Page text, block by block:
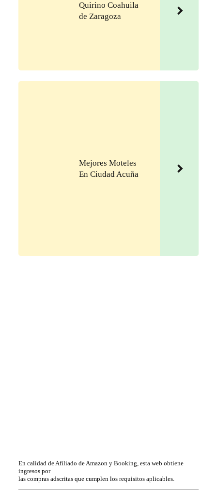
Quirino Coahuila
de Zaragoza
Mejores Moteles
En Ciudad Acuña
En calidad de Afiliado de Amazon y Booking, esta web obtiene
ingresos por
las compras adscritas que cumplen los requisitos aplicables.